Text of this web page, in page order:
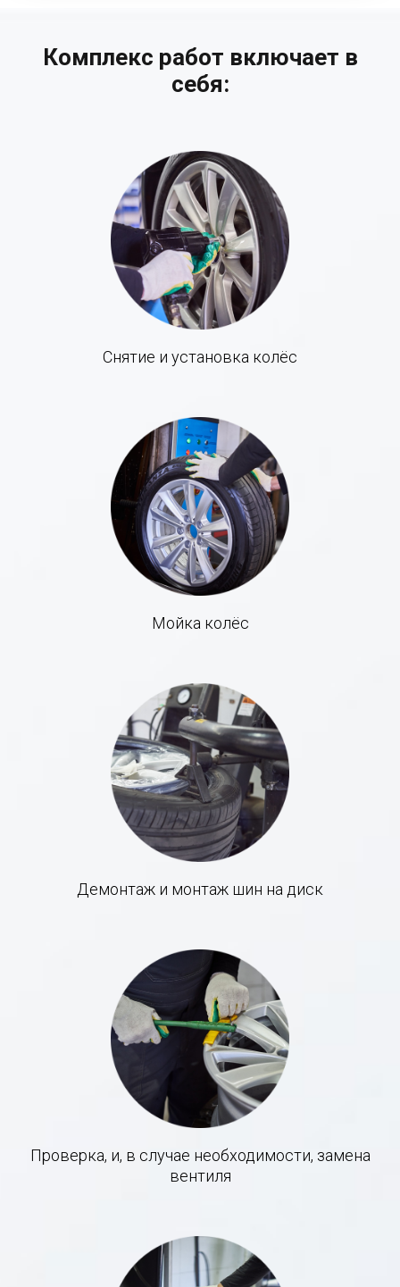
Комплекс работ включает в
себя:
Снятие и установка колёс
Мойка колёс
Демонтаж и монтаж шин на диск
Проверка, и, в случае необходимости, замена
вентиля